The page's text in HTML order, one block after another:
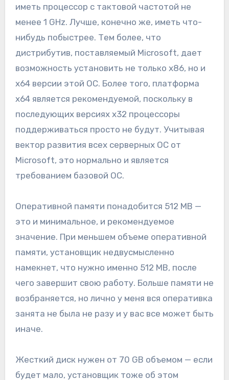
иметь процессор с тактовой частотой не
менее 1 GHz. Лучше, конечно же, иметь что-
нибудь побыстрее. Тем более, что
дистрибутив, поставляемый Microsoft, дает
возможность установить не только x86, но и
x64 версии этой ОС. Более того, платформа
x64 является рекомендуемой, поскольку в
последующих версиях x32 процессоры
поддерживаться просто не будут. Учитывая
вектор развития всех серверных ОС от
Microsoft, это нормально и является
требованием базовой ОС.
Оперативной памяти понадобится 512 MB —
это и минимальное, и рекомендуемое
значение. При меньшем объеме оперативной
памяти, установщик недвусмысленно
намекнет, что нужно именно 512 MB, после
чего завершит свою работу. Больше памяти не
возбраняется, но лично у меня вся оперативка
занята не была не разу и у вас все может быть
иначе.
Жесткий диск нужен от 70 GB объемом — если
будет мало, установщик тоже об этом